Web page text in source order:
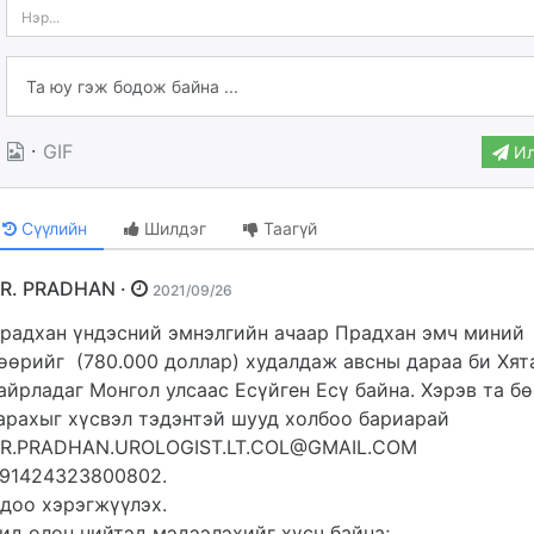
· GIF
Сүүлийн Шилдэг Таагүй
DR. PRADHAN · 2021/09/26
үндэсний эмнэлгийн ачаар Прадхан эмч миний
(780.000 доллар) худалдаж авсны дараа би
Монгол улсаас Есүйген Есү байна. Хэрэв та
хүсвэл тэдэнтэй шууд холбоо бариарай
хэрэгжүүлэх.